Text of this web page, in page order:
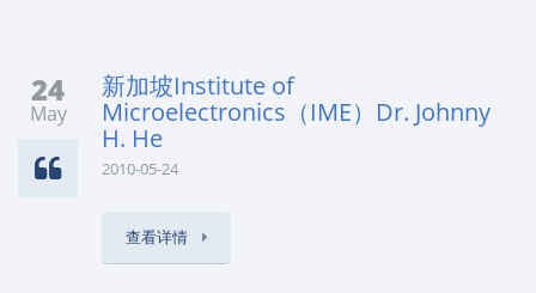
24
May
新加坡Institute of
Microelectronics（IME）Dr. Johnny
H. He
2010-05-24
查看详情